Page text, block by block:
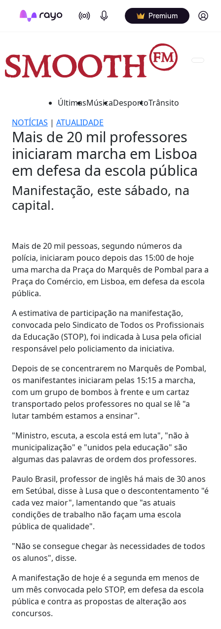
On Air Podcasts Premium Log in
ÚltimasMúsicaDesportoTrânsito
NOTÍCIAS | ATUALIDADE
Mais de 20 mil professores
iniciaram marcha em Lisboa
em defesa da escola pública
Manifestação, este sábado, na
capital.
Mais de 20 mil pessoas, segundo números da
polícia, iniciaram pouco depois das 15:00 de hoje
uma marcha da Praça do Marquês de Pombal para a
Praça do Comércio, em Lisboa, em defesa da escola
pública.
A estimativa de participação na manifestação,
convocada pelo Sindicato de Todos os Profissionais
da Educação (STOP), foi indicada à Lusa pela oficial
responsável pelo policiamento da iniciativa.
Depois de se concentrarem no Marquês de Pombal,
os manifestantes iniciaram pelas 15:15 a marcha,
com um grupo de bombos à frente e um cartaz
transportado pelos professores no qual se lê "a
lutar também estamos a ensinar".
"Ministro, escuta, a escola está em luta", "não à
municipalização" e "unidos pela educação" são
algumas das palavras de ordem dos professores.
Paulo Brasil, professor de inglês há mais de 30 anos
em Setúbal, disse à Lusa que o descontentamento "é
cada vez maior", lamentando que "as atuais
condições de trabalho não façam uma escola
pública de qualidade".
"Não se consegue chegar às necessidades de todos
os alunos", disse.
A manifestação de hoje é a segunda em menos de
um mês convocada pelo STOP, em defesa da escola
pública e contra as propostas de alteração aos
concursos.